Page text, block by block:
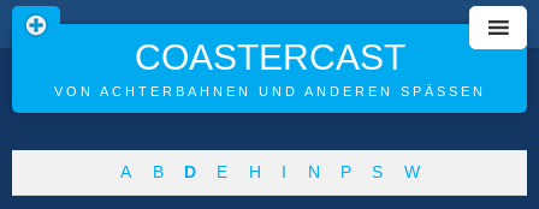
COASTERCAST
VON ACHTERBAHNEN UND ANDEREN SPÄSSEN
to
A B D E H I N P S W